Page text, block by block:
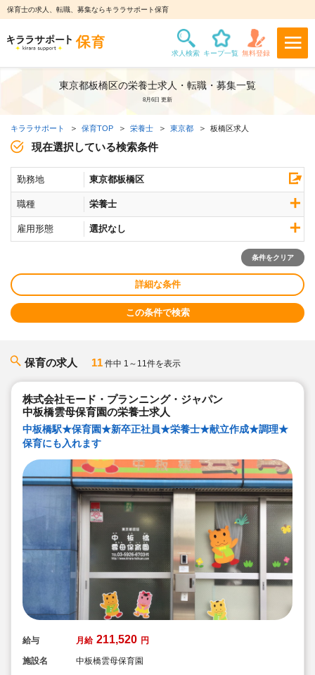
保育士の求人、転職、募集ならキララサポート保育
東京都板橋区の栄養士求人・転職・募集一覧
8月6日 更新
キララサポート 保育TOP 栄養士 東京都 板橋区求人
現在選択している検索条件
勤務地 東京都板橋区
職種 栄養士
雇用形態 選択なし
条件をクリア
詳細な条件
この条件で検索
保育の求人 11 件中 1～11件を表示
株式会社モード・プランニング・ジャパン
中板橋雲母保育園の栄養士求人
中板橋駅★保育園★新卒正社員★栄養士★献立作成★調理★
保育にも入れます
給与 月給 211,520 円
施設名
中板橋雲母保育園